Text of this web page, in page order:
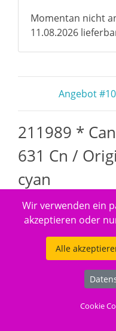
Momentan nicht
11.08.2026
Angebot
211989 *
631 Cn /
cyan
Wir verwenden ein
akzeptieren oder
Alle
Cookie